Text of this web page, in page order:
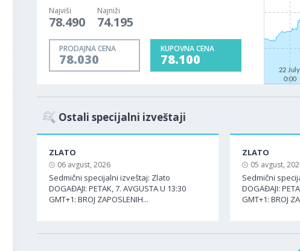
Najviši
78.490
Najniži
74.195
PRODAJNA CENA
78.030
KUPOVNA CENA
78.100
22 July
0:00
Ostali specijalni izveštaji
ZLATO
06 avgust, 2026
Sedmični specijalni izveštaj: Zlato
DOGAĐAJI: PETAK, 7. AVGUSTA U 13:30
GMT+1: BROJ ZAPOSLENIH...
ZLATO
05 avgust,
Sedmični
DOGAĐAJI:
GMT+1: BROJ